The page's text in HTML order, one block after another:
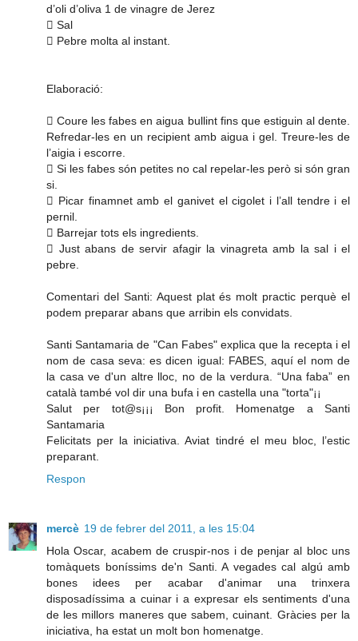
d’oli d’oliva 1 de vinagre de Jerez
 Sal
 Pebre molta al instant.
Elaboració:
 Coure les fabes en aigua bullint fins que estiguin al dente.
Refredar-les en un recipient amb aigua i gel. Treure-les de
l’aigia i escorre.
 Si les fabes són petites no cal repelar-les però si són gran
si.
 Picar finamnet amb el ganivet el cigolet i l’all tendre i el
pernil.
 Barrejar tots els ingredients.
 Just abans de servir afagir la vinagreta amb la sal i el
pebre.
Comentari del Santi: Aquest plat és molt practic perquè el
podem preparar abans que arribin els convidats.
Santi Santamaria de "Can Fabes" explica que la recepta i el
nom de casa seva: es dicen igual: FABES, aquí el nom de
la casa ve d'un altre lloc, no de la verdura. “Una faba” en
català també vol dir una bufa i en castella una "torta"¡¡
Salut per tot@s¡¡¡ Bon profit. Homenatge a Santi
Santamaria
Felicitats per la iniciativa. Aviat tindré el meu bloc, l’estic
preparant.
Respon
mercè 19 de febrer del 2011, a les 15:04
Hola Oscar, acabem de cruspir-nos i de penjar al bloc uns
tomàquets boníssims de'n Santi. A vegades cal algú amb
bones idees per acabar d'animar una trinxera
disposadíssima a cuinar i a expresar els sentiments d'una
de les millors maneres que sabem, cuinant. Gràcies per la
iniciativa, ha estat un molt bon homenatge.